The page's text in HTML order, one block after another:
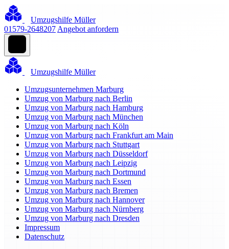
Umzugshilfe Müller
01579-2648207 Angebot anfordern
Umzugshilfe Müller
Umzugsunternehmen Marburg
Umzug von Marburg nach Berlin
Umzug von Marburg nach Hamburg
Umzug von Marburg nach München
Umzug von Marburg nach Köln
Umzug von Marburg nach Frankfurt am Main
Umzug von Marburg nach Stuttgart
Umzug von Marburg nach Düsseldorf
Umzug von Marburg nach Leipzig
Umzug von Marburg nach Dortmund
Umzug von Marburg nach Essen
Umzug von Marburg nach Bremen
Umzug von Marburg nach Hannover
Umzug von Marburg nach Nürnberg
Umzug von Marburg nach Dresden
Impressum
Datenschutz